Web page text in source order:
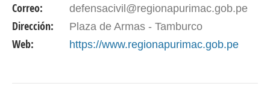
GERENCIA DE PROYECTOS Y MEDIO
AMBIENTE
UNIVERSIDAD/INSTITUTO: UNIVERSIDAD
Correo: defensacivil@regionapurimac.gob.pe
Dirección: Plaza de Armas - Tamburco
Web: https://www.regionapurimac.gob.pe